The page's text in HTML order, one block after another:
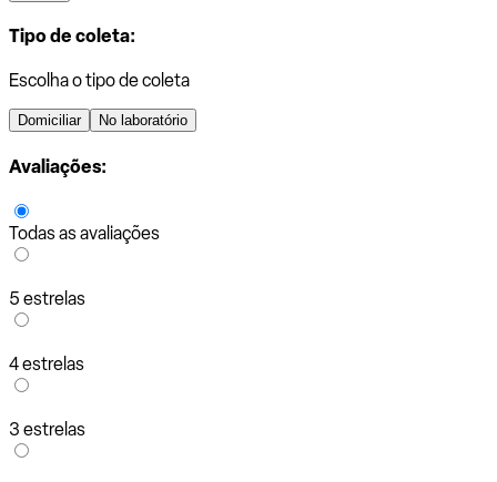
Tipo de coleta:
Escolha o tipo de coleta
Domiciliar No laboratório
Avaliações:
Todas as avaliações
5 estrelas
4 estrelas
3 estrelas